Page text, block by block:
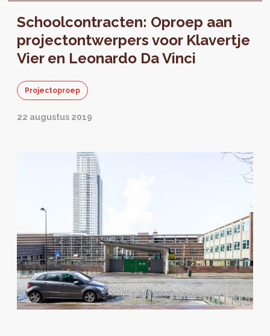
en de luchtkwaliteit te verbeteren.
Schoolcontracten: Oproep aan
projectontwerpers voor Klavertje
Vier en Leonardo Da Vinci
Projectoproep
22 augustus 2019